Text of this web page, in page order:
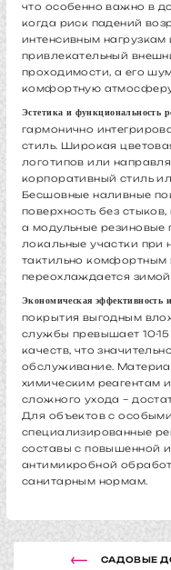
что особенно важно в
когда риск падений
интенсивным
привлекательный
проходимости, а его
комфортную атмосферу
Эстетика и функциональность
гармонично
стиль. Широкая
логотипов или
корпоративный стиль
Бесшовные наливные
поверхность без стыков,
а модульные резиновые
локальные участки при
тактильно комфортным
переохлаждается зимой
Экономическая эффективность
покрытия выгодным
службы превышает 10-
качеств, что
обслуживание.
химическим реагентам
сложного ухода –
Для объектов с
специализированные
составы с повышенной
антимикробной
санитарным нормам.
САДОВЫЕ